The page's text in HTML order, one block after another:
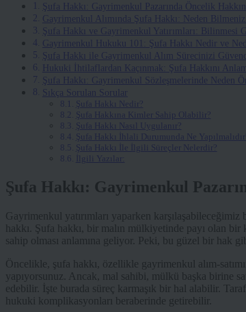
Şufa Hakkı: Gayrimenkul Pazarında Öncelik
Gayrimenkul Alımında Şufa Hakkı: Neden Bilmeniz
Şufa Hakkı ve Gayrimenkul Yatırımları: Bilinmesi
Gayrimenkul Hukuku 101: Şufa Hakkı Nedir ve
Şufa Hakkı ile Gayrimenkul Alım Sürecinizi
Hukuki İhtilaflardan Kaçınmak: Şufa Hakkını
Şufa Hakkı: Gayrimenkul Sözleşmelerinde Neden
Sıkça Sorulan Sorular
Şufa Hakkı Nedir?
Şufa Hakkına Kimler Sahip Olabilir?
Şufa Hakkı Nasıl Uygulanır?
Şufa Hakkı İhlali Durumunda Ne
Şufa Hakkı İle İlgili Süreçler Nelerdir?
İlgili Yazılar:
Şufa Hakkı: Gayrimenkul
Gayrimenkul yatırımları yaparken
hakkı. Şufa hakkı, bir malın mülkiyetinde payı olan
sahip olması anlamına geliyor. Peki, bu güzel bir hak
Öncelikle, şufa hakkı, özellikle gayrimenkul alım-
yapıyorsunuz. Ancak, mal sahibi, mülkü başka birine
edebilir. İşte burada süreç karmaşık bir hal alabilir.
hukuki komplikasyonları beraberinde getirebilir.